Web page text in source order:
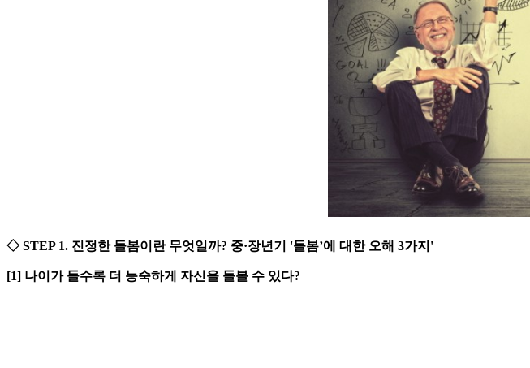
◇ STEP 1. 진정한 돌봄이란 무엇일까? 중·장년기 '돌봄’에 대한 오해 3가지'
[1] 나이가 들수록 더 능숙하게 자신을 돌볼 수 있다?